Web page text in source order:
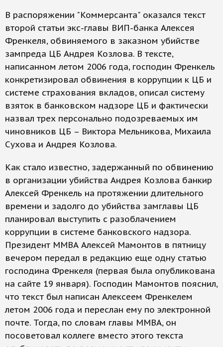
В распоряжении "Коммерсанта" оказался текст
второй статьи экс-главы ВИП-банка Алексея
Френкеля, обвиняемого в заказном убийстве
зампреда ЦБ Андрея Козлова. В тексте,
написанном летом 2006 года, господин Френкель
конкретизировал обвинения в коррупции к ЦБ и
системе страхования вкладов, описал систему
взяток в банковском надзоре ЦБ и фактически
назвал трех персонально подозреваемых им
чиновников ЦБ – Виктора Мельникова, Михаила
Сухова и Андрея Козлова.
Как стало известно, задержанный по обвинению
в организации убийства Андрея Козлова банкир
Алексей Френкель на протяжении длительного
времени и задолго до убийства замглавы ЦБ
планировал выступить с разоблачением
коррупции в системе банковского надзора.
Президент ММВА Алексей Мамонтов в пятницу
вечером передал в редакцию еще одну статью
господина Френкеля (первая была опубликована
на сайте 19 января). Господин Мамонтов пояснил,
что текст был написан Алексеем Френкелем
летом 2006 года и переслан ему по электронной
почте. Тогда, по словам главы ММВА, он
посоветовал коллеге вместо этого текста